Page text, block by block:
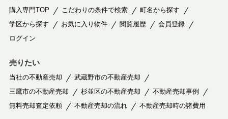
購入専門TOP こだわりの条件で検索
町名から探す
学区から探す
お気に入り物件 閲覧履歴
会員登録
ログイン
売りたい
当社の不動産売却
武蔵野市の不動産売却
三鷹市の不動産売却
杉並区の不動産売却
不動産売却事例
無料売却査定依頼
不動産売却の流れ 不動産売却時の諸費用